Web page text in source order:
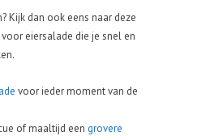
Kijk dan ook eens naar deze
eiersalade die je snel en
voor ieder moment van de
of maaltijd een grovere